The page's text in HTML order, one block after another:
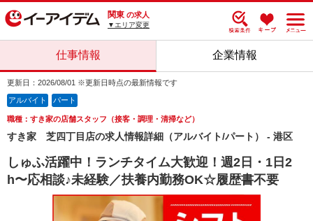
関東 の求人
▼エリア変更
仕事情報 企業情報
更新日：2026/08/01 ※更新日時点の最新情報です
アルバイト パート
職種：すき家の店舗スタッフ（接客・調理・清掃など）
すき家 芝四丁目店の求人情報詳細（アルバイト/パート） - 港区
しゅふ活躍中！ランチタイム大歓迎！週2日・1日2
h〜応相談♪未経験／扶養内勤務OK☆履歴書不要